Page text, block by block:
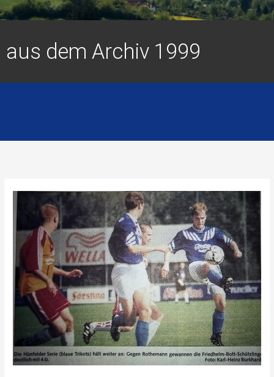
aus dem Archiv 1999